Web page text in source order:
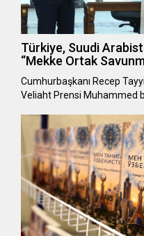
Türkiye, Suudi
“Mekke Ortak
Cumhurbaşkanı Recep
Veliaht Prensi Muhammed